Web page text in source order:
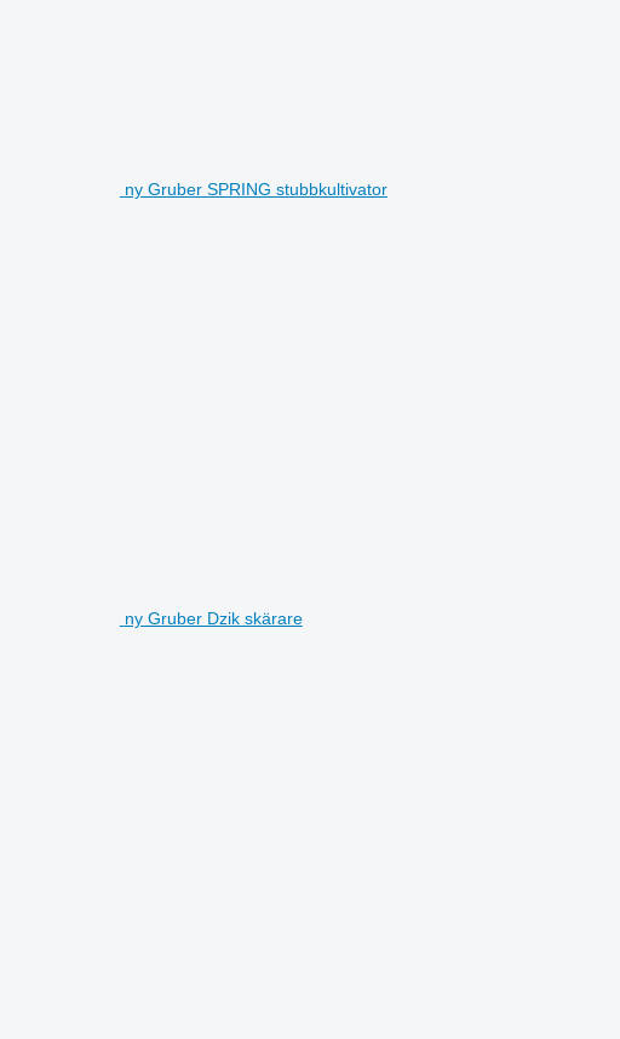
ny Gruber SPRING stubbkultivator
ny Gruber Dzik skärare